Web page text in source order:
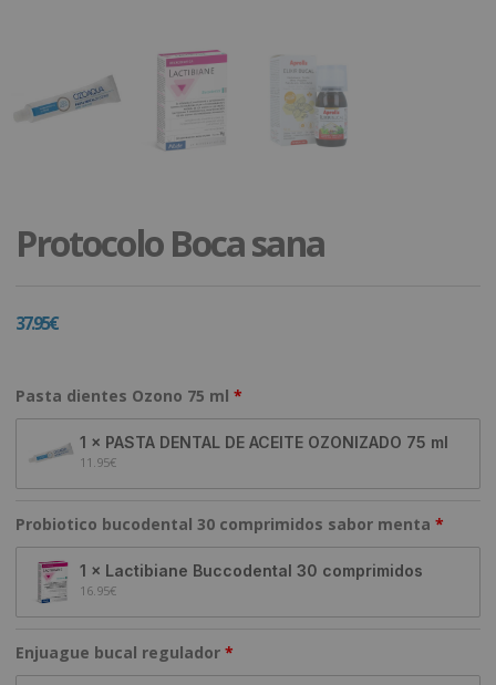
Protocolo Boca sana
37.95€
Pasta dientes Ozono 75 ml
1 × PASTA DENTAL DE ACEITE OZONIZADO 75 ml
11.95€
Probiotico bucodental 30 comprimidos sabor menta
1 × Lactibiane Buccodental 30 comprimidos
16.95€
Enjuague bucal regulador